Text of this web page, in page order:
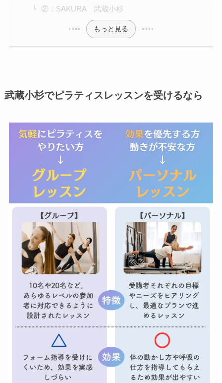
②：SAKURA 武蔵小杉
もっと見る
武蔵小杉でピラティスレッスンを受けるなら